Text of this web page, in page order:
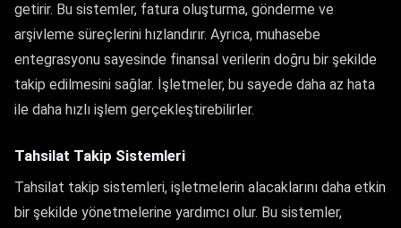
getirir. Bu sistemler, fatura oluşturma, gönderme ve
arşivleme süreçlerini hızlandırır. Ayrıca, muhasebe
entegrasyonu sayesinde finansal verilerin doğru bir şekilde
takip edilmesini sağlar. İşletmeler, bu sayede daha az hata
ile daha hızlı işlem gerçekleştirebilirler.
Tahsilat Takip Sistemleri
Tahsilat takip sistemleri, işletmelerin alacaklarını daha etkin
bir şekilde yönetmelerine yardımcı olur. Bu sistemler,